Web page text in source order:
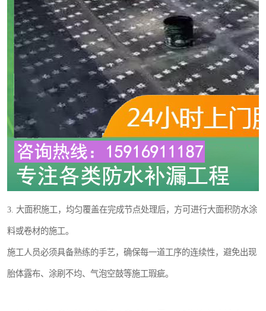
3. 大面积施工，均匀覆盖在完成节点处理后，方可进行大面积防水涂
料或卷材的施工。
施工人员必须具备熟练的手艺，确保每一道工序的连续性，避免出现
胎体露布、涂刷不均、气泡空鼓等施工瑕疵。